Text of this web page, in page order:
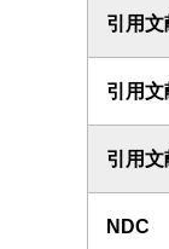
引用文
引用
引用文
NDC